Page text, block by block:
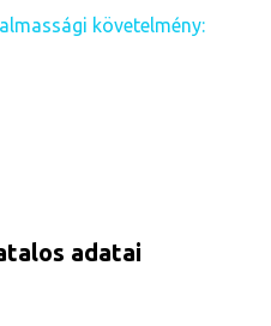
követelmény:
adatai